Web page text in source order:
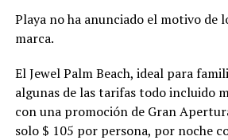
Playa no ha anunciado el motivo de
marca.
El Jewel Palm Beach, ideal para
algunas de las tarifas todo incluido
con una promoción de Gran
solo $ 105 por persona, por noche